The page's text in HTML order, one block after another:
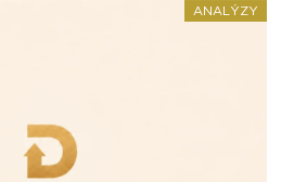
ANALÝZY